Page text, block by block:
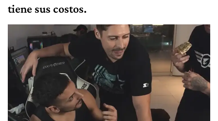
tiene sus costos.